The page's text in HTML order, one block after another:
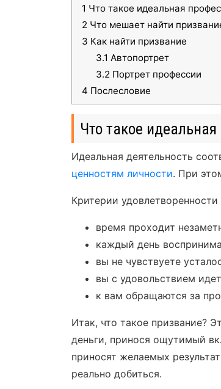
1 Что такое идеальная
2 Что мешает найти
3 Как найти призвание
3.1 Автопортрет
3.2 Портрет профессии
4 Послесловие
Что такое
Идеальная деятельность
ценностям личности. При
Критерии удовлетворенности
время проходит
каждый день
вы не чувствуете
вы с удовольствием
к вам обращаются за
Итак, что такое призвание?
деньги, принося ощутимый
приносят желаемых
реально добиться.